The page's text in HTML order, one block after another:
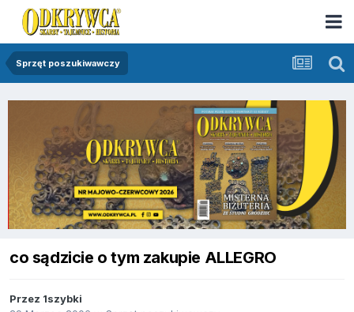
Sprzęt poszukiwawczy
co sądzicie o tym zakupie ALLEGRO
Przez 1szybki